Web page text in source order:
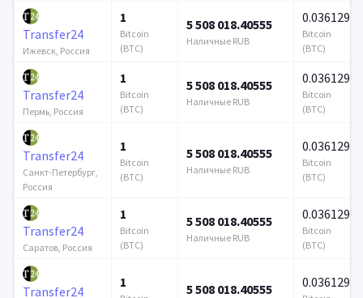
Transfer24
Ижевск, Россия
1
Bitcoin
(BTC)
5 508 018.40555
Наличные RUB
0.036129
Bitcoin
(BTC)
Transfer24
Пермь, Россия
1
Bitcoin
(BTC)
5 508 018.40555
Наличные RUB
0.036129
Bitcoin
(BTC)
Transfer24
Санкт-Петербург,
Россия
1
Bitcoin
(BTC)
5 508 018.40555
Наличные RUB
0.036129
Bitcoin
(BTC)
Transfer24
Саратов, Россия
1
Bitcoin
(BTC)
5 508 018.40555
Наличные RUB
0.036129
Bitcoin
(BTC)
Transfer24
1 5 508 018.40555 0.036129